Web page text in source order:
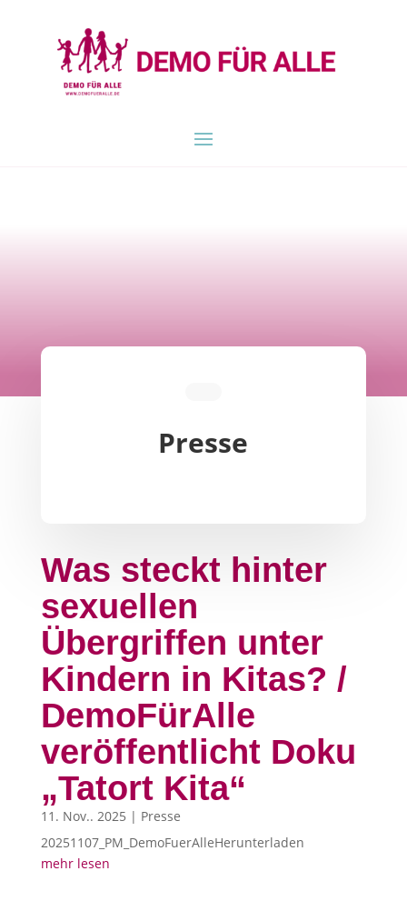
Presse
Was steckt hinter
sexuellen
Übergriffen unter
Kindern in Kitas? /
DemoFürAlle
veröffentlicht Doku
„Tatort Kita“
11. Nov.. 2025 | Presse
20251107_PM_DemoFuerAlleHerunterladen
mehr lesen